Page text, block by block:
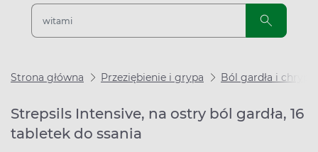
Strona główna Przeziębienie i grypa Ból gardła i
Strepsils Intensive, na ostry ból gardła, 16
tabletek do ssania